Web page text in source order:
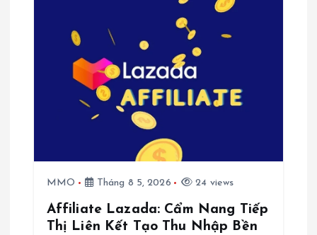
MMO Tháng 8 5, 2026 24 views
Affiliate Lazada: Cẩm Nang Tiếp
Thị Liên Kết Tạo Thu Nhập Bền